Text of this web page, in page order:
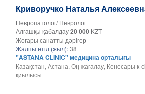
Криворучко Наталья
Невропатолог/ Невролог
Алғашқы қабалдау20 000 KZT
Жоғары санатты дәрігер
Жалпы өтіл (жыл):38
"ASTANA CLINIC" медицина орталығы
Қазақстан, Астана, Оң жағалау, Кенесары к-
қиылысы